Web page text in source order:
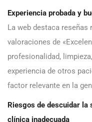
Experiencia probada y
La web destaca reseñas
valoraciones de
profesionalidad,
experiencia de otros
factor relevante en la
Riesgos de descuidar la
clínica inadecuada